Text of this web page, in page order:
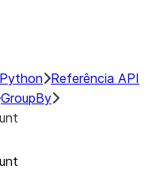
Python Referência API
GroupBy